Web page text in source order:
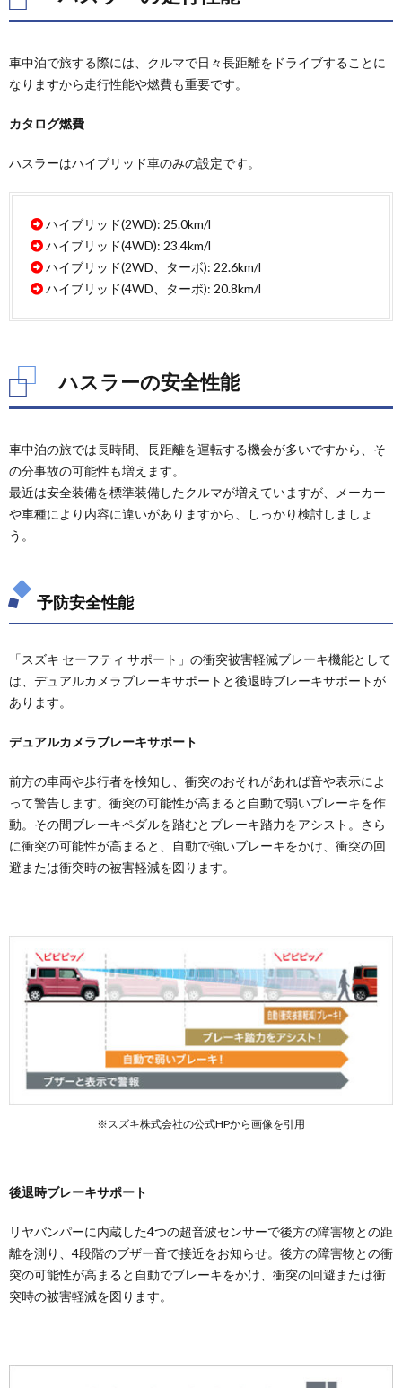
能
ハス
ラー
能
2.1.
全性能
2.2.
衝突安
全性能
3.
ラー
3.1.
イズ
3.2.
シート
アレン
ジ
4.
ベッ
ドス
5.
ハス
中泊
純正
アク
セサ
リ
5.1.
純正ク
5.2.
純正ブ
ライン
ドシェ
ィンド
アター
5.5.
純正テ
ーブル
5.6.
5.7.
車中泊で旅する際には、クルマで日々長距離をドライブすることに
なりますから走行性能や燃費も重要です。
カタログ燃費
ハスラーはハイブリッド車のみの設定です。
ハイブリッド(2WD): 25.0km/l
ハイブリッド(4WD): 23.4km/l
ハイブリッド(2WD、ターボ): 22.6km/l
ハイブリッド(4WD、ターボ): 20.8km/l
ハスラーの安全性能
車中泊の旅では長時間、長距離を運転する機会が多いですから、そ
の分事故の可能性も増えます。
最近は安全装備を標準装備したクルマが増えていますが、メーカー
や車種により内容に違いがありますから、しっかり検討しましょ
う。
予防安全性能
「スズキ セーフティ サポート」の衝突被害軽減ブレーキ機能として
は、デュアルカメラブレーキサポートと後退時ブレーキサポートが
あります。
デュアルカメラブレーキサポート
前方の車両や歩行者を検知し、衝突のおそれがあれば音や表示によ
って警告します。衝突の可能性が高まると自動で弱いブレーキを作
動。その間ブレーキペダルを踏むとブレーキ踏力をアシスト。さら
に衝突の可能性が高まると、自動で強いブレーキをかけ、衝突の回
避または衝突時の被害軽減を図ります。
※スズキ株式会社の公式HPから画像を引用
後退時ブレーキサポート
リヤバンパーに内蔵した4つの超音波センサーで後方の障害物との距
離を測り、4段階のブザー音で接近をお知らせ。後方の障害物との衝
突の可能性が高まると自動でブレーキをかけ、衝突の回避または衝
突時の被害軽減を図ります。